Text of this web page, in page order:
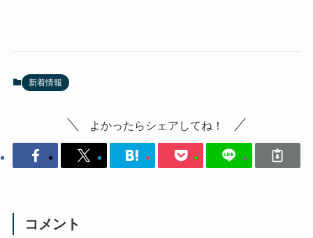
新着情報
よかったらシェアしてね！
コメント